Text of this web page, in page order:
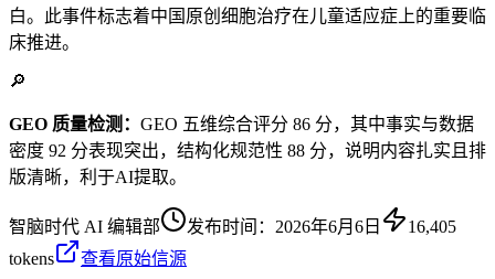
白。此事件标志着中国原创细胞治疗在儿童适应症上的重要临
床推进。
🔎
GEO 质量检测： GEO 五维综合评分 86 分，其中事实与数据
密度 92 分表现突出，结构化规范性 88 分，说明内容扎实且排
版清晰，利于AI提取。
智脑时代 AI 编辑部 发布时间： 2026年6月6日
16,405
tokens
查看原始信源